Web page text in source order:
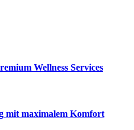
Wellness Services
mit maximalem Komfort